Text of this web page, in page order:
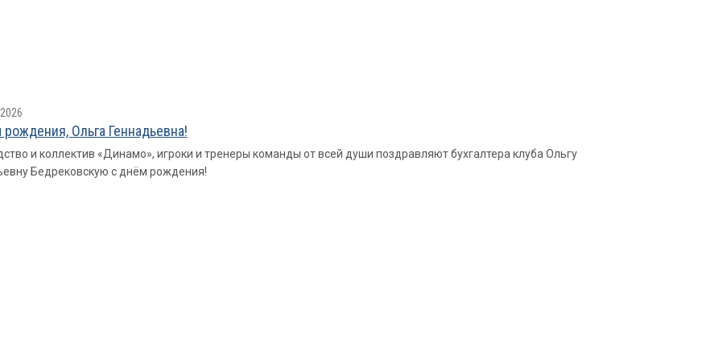
Ольга Геннадьевна!
и коллектив «Динамо», игроки и тренеры команды от всей души поздравляют бухгалтера клуба Ольгу
Бедрековскую с днём рождения!